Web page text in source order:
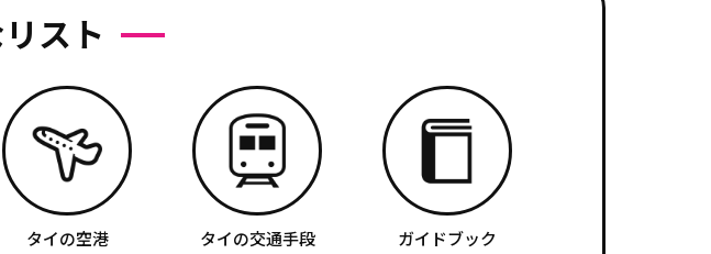
スト
タイの空港 タイの交通手段 ガイドブック